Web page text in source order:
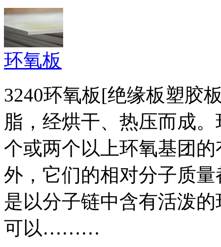
环氧板
3240环氧板[绝缘板塑胶
脂，经烘干、热压而成
个或两个以上环氧基团
外，它们的相对分子质
是以分子链中含有活泼
可以………